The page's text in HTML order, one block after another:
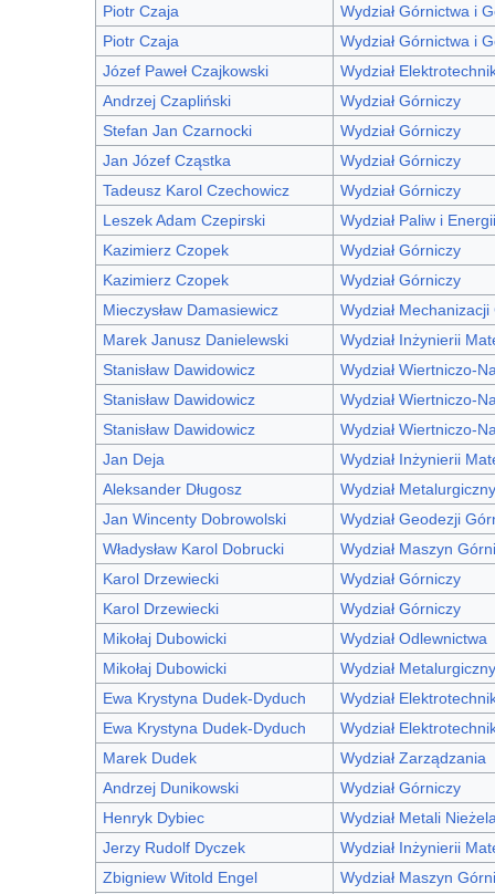
Piotr Czaja
Wydział Górnictwa i
Piotr Czaja
Wydział Górnictwa i
Józef Paweł Czajkowski
Wydział
Andrzej Czapliński
Wydział Górniczy
Stefan Jan Czarnocki
Wydział Górniczy
Jan Józef Cząstka
Wydział Górniczy
Tadeusz Karol Czechowicz
Wydział Górniczy
Leszek Adam Czepirski
Wydział Paliw i Energii
Kazimierz Czopek
Wydział Górniczy
Kazimierz Czopek
Wydział Górniczy
Mieczysław Damasiewicz
Wydział
Marek Janusz Danielewski
Wydział Inżynierii
Stanisław Dawidowicz
Wydział Wiertniczo-
Stanisław Dawidowicz
Wydział Wiertniczo-
Stanisław Dawidowicz
Wydział Wiertniczo-
Jan Deja
Wydział Inżynierii
Aleksander Długosz
Wydział Metalurgiczny
Jan Wincenty Dobrowolski
Wydział Geodezji
Władysław Karol Dobrucki
Wydział Maszyn
Karol Drzewiecki
Wydział Górniczy
Karol Drzewiecki
Wydział Górniczy
Mikołaj Dubowicki
Wydział Odlewnictwa
Mikołaj Dubowicki
Wydział Metalurgiczny
Ewa Krystyna Dudek-Dyduch
Wydział
Ewa Krystyna Dudek-Dyduch
Wydział
Marek Dudek
Wydział Zarządzania
Andrzej Dunikowski
Wydział Górniczy
Henryk Dybiec
Wydział Metali
Jerzy Rudolf Dyczek
Wydział Inżynierii
Zbigniew Witold Engel
Wydział Maszyn